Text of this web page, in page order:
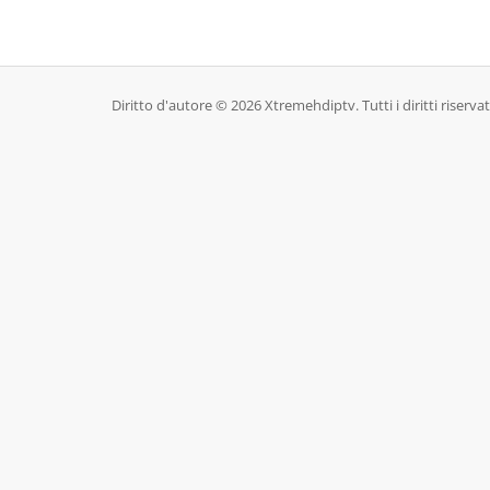
Diritto d'autore © 2026 Xtremehdiptv. Tutti i diritti